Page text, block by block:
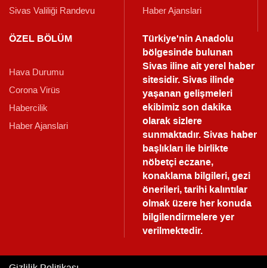
Sivas Valiliği Randevu
Haber Ajanslari
ÖZEL BÖLÜM
Hava Durumu
Corona Virüs
Habercilik
Haber Ajanslari
Türkiye'nin Anadolu
bölgesinde bulunan
Sivas iline ait yerel haber
sitesidir. Sivas ilinde
yaşanan gelişmeleri
ekibimiz son dakika
olarak sizlere
sunmaktadır.Sivas haber
başlıkları ile birlikte
nöbetçi eczane,
konaklama bilgileri, gezi
önerileri, tarihi kalıntılar
olmak üzere her konuda
bilgilendirmelere yer
verilmektedir.